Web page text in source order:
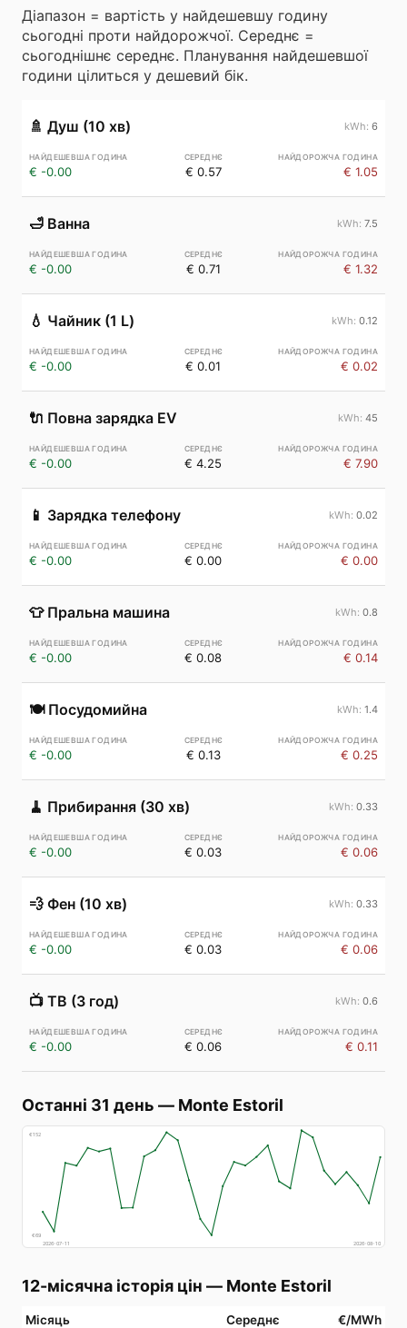
Діапазон = вартість у найдешевшу годину
сьогодні проти найдорожчої. Середнє =
сьогоднішнє середнє. Планування найдешевшої
години цілиться у дешевий бік.
🚿 Душ (10 хв) 6
€ -0.00 € 0.57 € 1.05
🛁 Ванна 7.5
€ -0.00 € 0.71 € 1.32
💧 Чайник (1 L) 0.12
€ -0.00 € 0.01 € 0.02
🔌 Повна зарядка EV 45
€ -0.00 € 4.25 € 7.90
📱 Зарядка телефону 0.02
€ -0.00 € 0.00 € 0.00
👕 Пральна машина 0.8
€ -0.00 € 0.08 € 0.14
🍽️ Посудомийна 1.4
€ -0.00 € 0.13 € 0.25
🧹 Прибирання (30 хв) 0.33
€ -0.00 € 0.03 € 0.06
💨 Фен (10 хв) 0.33
€ -0.00 € 0.03 € 0.06
📺 ТВ (3 год) 0.6
€ -0.00 € 0.06 € 0.11
Останні 31 день — Monte Estoril
€152
€69
2026-07-11
2026-08-10
12-місячна історія цін — Monte Estoril
Місяць Середнє €/MWh